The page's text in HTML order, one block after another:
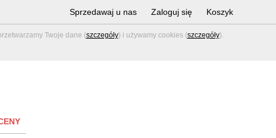
Twoje dane (szczegóły) i używamy cookies (szczegóły).
Sprzedawaj u nas Zaloguj się Koszyk